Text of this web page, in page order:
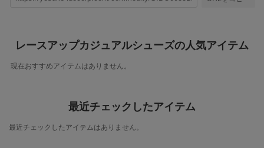
レースアップカジュアルシューズの人気アイテム
現在おすすめアイテムはありません。
最近チェックしたアイテム
最近チェックしたアイテムはありません。